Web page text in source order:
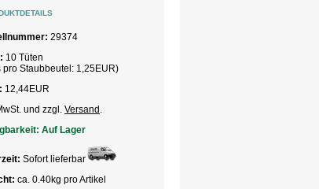
29374
10 Tüten
pro Staubbeutel: 1,25EUR)
12,44EUR
und zzgl. Versand
Auf Lager
Sofort lieferbar
ca. 0.40kg pro Artikel